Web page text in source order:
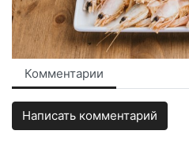
Комментарии
Написать комментарий